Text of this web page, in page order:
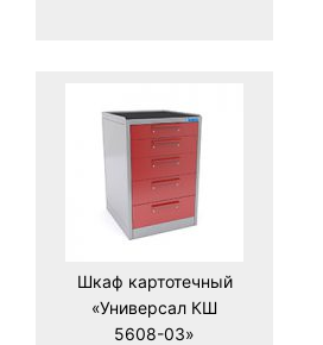
Шкаф картотечный
«Универсал КШ
5608-03»